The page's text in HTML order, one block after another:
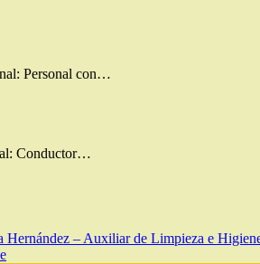
Personal con…
Conductor…
Hernández – Auxiliar de Limpieza e